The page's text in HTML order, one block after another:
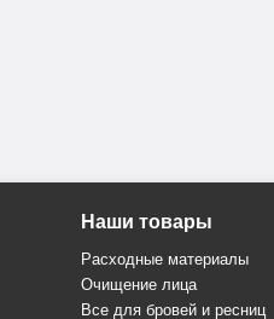
Наши товары
Расходные материалы
Очищение лица
Все для бровей и ресниц